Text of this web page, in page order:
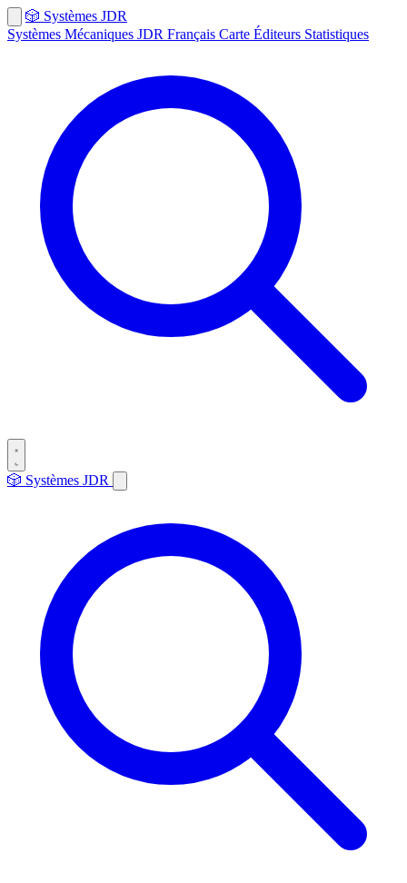
🎲 Systèmes JDR
Systèmes Mécaniques JDR Français Carte Éditeurs Statistiques
🎲 Systèmes JDR